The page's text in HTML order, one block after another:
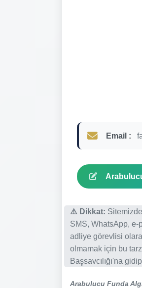
Email :
⚠️ Dikkat:
SMS, WhatsApp,
adliye görevlisi
olmamak için bu tarz
Başsavcılığı'na
Arabulucu Funda